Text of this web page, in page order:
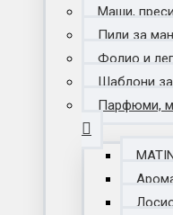
Маши,
Пили за
Фолио и
Шаблони за
Парфюми,